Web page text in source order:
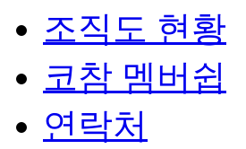
조직도 현황
코참 멤버쉽
연락처